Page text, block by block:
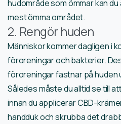
hudområde som ömmar kan
mest ömma området.
2. Rengör huden
Människor kommer dagligen i
föroreningar och bakterier.
föroreningar fastnar på huden
Således måste du alltid se till
innan du applicerar CBD-
handduk och skrubba det